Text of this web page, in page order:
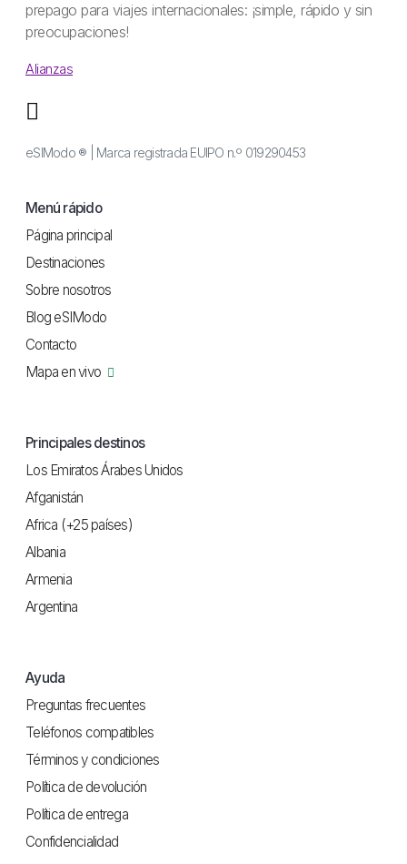
prepago para viajes internacionales: ¡simple, rápido y sin
preocupaciones!
Alianzas
eSIModo ® | Marca registrada EUIPO n.º 019290453
Menú rápido
Página principal
Destinaciones
Sobre nosotros
Blog eSIModo
Contacto
Mapa en vivo
Principales destinos
Los Emiratos Árabes Unidos
Afganistán
Africa (+25 países)
Albania
Armenia
Argentina
Ayuda
Preguntas frecuentes
Teléfonos compatibles
Términos y condiciones
Política de devolución
Política de entrega
Confidencialidad